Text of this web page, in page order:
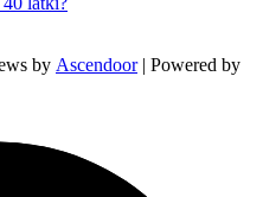
by Ascendoor| Powered by